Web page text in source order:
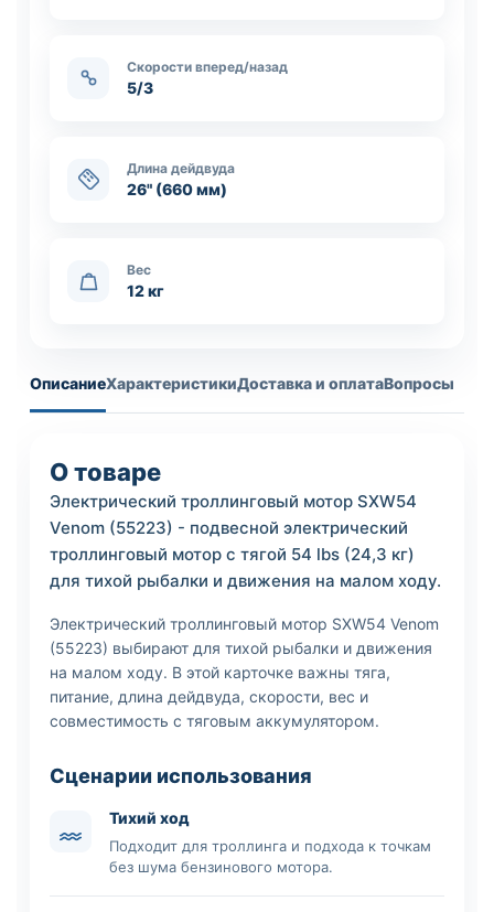
Скорости вперед/назад
5/3
Длина дейдвуда
26" (660 мм)
Вес
12 кг
ОписаниеХарактеристикиДоставка и оплатаВопросы
О товаре
Электрический троллинговый мотор SXW54
Venom (55223) - подвесной электрический
троллинговый мотор с тягой 54 lbs (24,3 кг)
для тихой рыбалки и движения на малом ходу.
Электрический троллинговый мотор SXW54 Venom
(55223) выбирают для тихой рыбалки и движения
на малом ходу. В этой карточке важны тяга,
питание, длина дейдвуда, скорости, вес и
совместимость с тяговым аккумулятором.
Сценарии использования
Тихий ход
Подходит для троллинга и подхода к точкам
без шума бензинового мотора.